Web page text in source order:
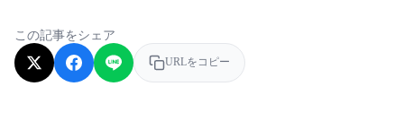
この記事をシェア
URLをコピー